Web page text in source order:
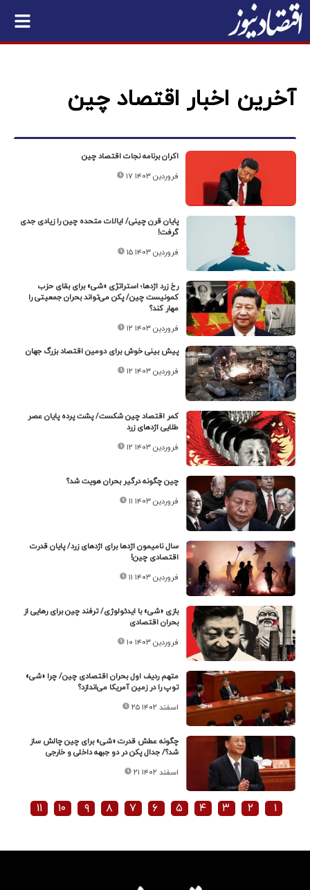
آخرین اخبار اقتصاد چین
اکران برنامه نجات اقتصاد چین
۱۷ فروردین ۱۴۰۳
پایان قرن چینی/ ایالات متحده چین را زیادی جدی
گرفت!
۱۵ فروردین ۱۴۰۳
رخ زرد اژدها؛ استراتژی «شی» برای بقای حزب
کمونیست چین/ پکن می‌تواند بحران جمعیتی را
مهار کند؟
۱۲ فروردین ۱۴۰۳
پیش بینی خوش برای دومین اقتصاد بزرگ جهان
۱۲ فروردین ۱۴۰۳
کمر اقتصاد چین شکست/ پشت پرده پایان عصر
طلایی اژدهای زرد
۱۲ فروردین ۱۴۰۳
چین چگونه درگیر بحران هویت شد؟
۱۱ فروردین ۱۴۰۳
سال نامیمون اژدها برای اژدهای زرد/ پایان قدرت
اقتصادی چین!
۱۱ فروردین ۱۴۰۳
بازی «شی» با ایدئولوژی/ ترفند چین برای رهایی از
بحران اقتصادی
۱۰ فروردین ۱۴۰۳
متهم ردیف اول بحران اقتصادی چین/ چرا «شی»
توپ را در زمین آمریکا می‌اندازد؟
۲۵ اسفند ۱۴۰۲
چگونه عطش قدرت «شی» برای چین چالش ساز
شد؟/ جدال پکن در دو جبهه داخلی و خارجی
۲۱ اسفند ۱۴۰۲
۱ ۲ ۳ ۴ ۵ ۶ ۷ ۸ ۹ ۱۰ ۱۱